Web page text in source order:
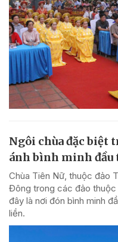
Ngôi chùa đặc biệt
ánh bình minh đầu
Chùa Tiên Nữ, thuộc đảo
Đông trong các đảo
đây là nơi đón bình minh
liền.